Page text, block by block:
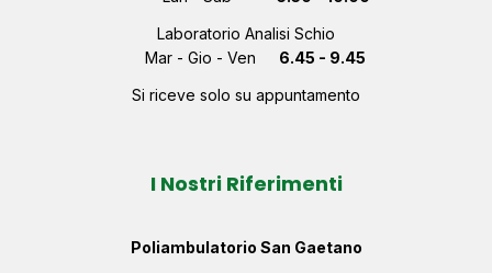
Laboratorio Analisi Schio
Mar - Gio - Ven
6.45 - 9.45
Si riceve solo su appuntamento
I Nostri Riferimenti
Poliambulatorio San Gaetano